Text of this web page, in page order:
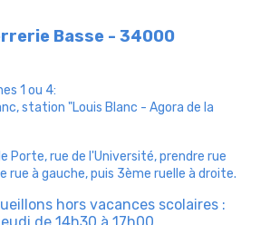
Basse - 34000
1 ou 4:
station "Louis Blanc - Agora de la
Porte, rue de l'Université, prendre rue
rue à gauche, puis 3ème ruelle à droite.
hors vacances scolaires :